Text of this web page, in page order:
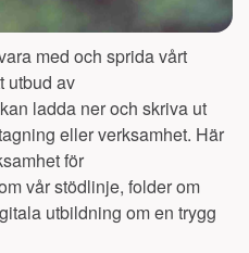
med och sprida vårt
utbud av
ladda ner och skriva ut
eller verksamhet. Här
för
vår stödlinje, folder om
utbildning om en trygg